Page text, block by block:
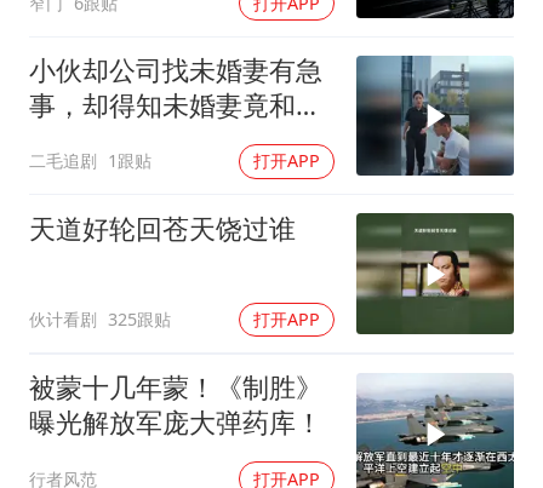
茅台部分直营店飞天茅台提价
乐享全民健身 共筑健康中国
小伙却公司找未婚妻有急
事，却得知未婚妻竟和别
二毛追剧 1跟贴 打开APP
天道好轮回苍天饶过谁
伙计看剧 325跟贴 打开APP
被蒙十几年蒙！《制胜》
曝光解放军庞大弹药库！
行者风范 打开APP